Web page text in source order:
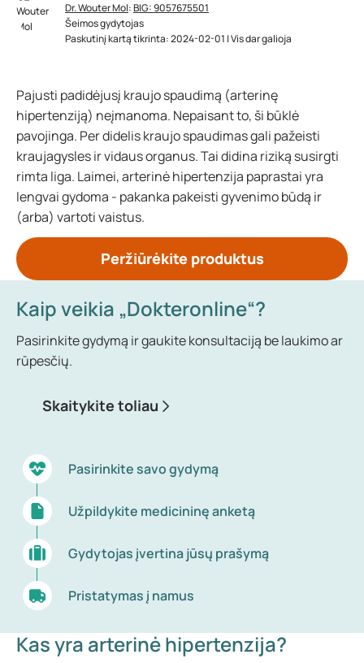
Dr. Wouter Mol:BIG: 9057675501
Šeimos gydytojas
Paskutinį kartą tikrinta: 2024-02-01 | Vis dar galioja
Pajusti padidėjusį kraujo spaudimą (arterinę
hipertenziją) neįmanoma. Nepaisant to, ši būklė
pavojinga. Per didelis kraujo spaudimas gali pažeisti
kraujagysles ir vidaus organus. Tai didina riziką susirgti
rimta liga. Laimei, arterinė hipertenzija paprastai yra
lengvai gydoma - pakanka pakeisti gyvenimo būdą ir
(arba) vartoti vaistus.
Peržiūrėkite produktus
Kaip veikia „Dokteronline“?
Pasirinkite gydymą ir gaukite konsultaciją be laukimo ar
rūpesčių.
Skaitykite toliau
Pasirinkite savo gydymą
Užpildykite medicininę anketą
Gydytojas įvertina jūsų prašymą
Pristatymas į namus
Kas yra arterinė hipertenzija?